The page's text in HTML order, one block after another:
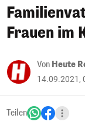
Frauen im
Von Heute
14.09.2021,
Teilen